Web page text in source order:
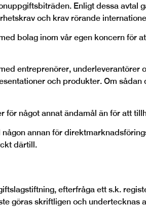
Enligt dessa avtal
och krav rörande
bolag inom vår egen koncern för
entreprenörer,
och produkter. Om sådan
något annat ändamål än för att
annan för
därtill.
efterfråga ett s.k.
göras skriftligen och